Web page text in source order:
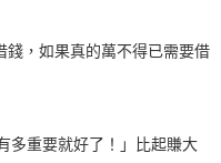
錢，如果真的萬不得已需要借
多重要就好了！」比起賺大